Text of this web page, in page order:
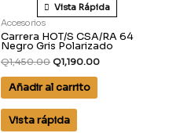
Vista Rápida
Accesorios
Carrera HOT/S CSA/RA 64
Negro Gris Polarizado
Q1,450.00 Q1,190.00
Añadir al carrito
Vista rápida